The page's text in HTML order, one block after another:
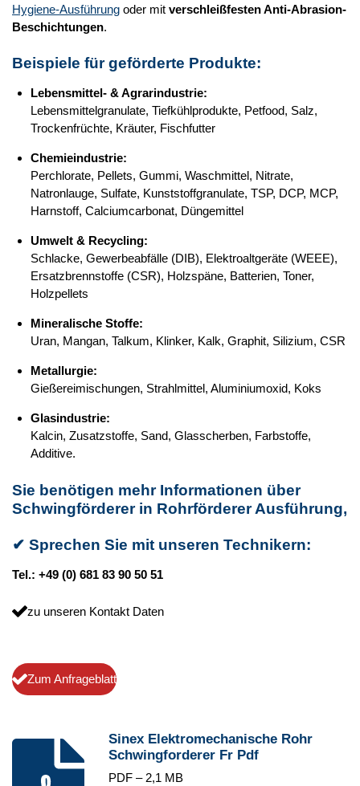
Hygiene-Ausführung oder mit verschleißfesten Anti-Abrasion-
Beschichtungen.
Beispiele für geförderte Produkte:
Lebensmittel- & Agrarindustrie:
Lebensmittelgranulate, Tiefkühlprodukte, Petfood, Salz,
Trockenfrüchte, Kräuter, Fischfutter
Chemieindustrie:
Perchlorate, Pellets, Gummi, Waschmittel, Nitrate,
Natronlauge, Sulfate, Kunststoffgranulate, TSP, DCP, MCP,
Harnstoff, Calciumcarbonat, Düngemittel
Umwelt & Recycling:
Schlacke, Gewerbeabfälle (DIB), Elektroaltgeräte (WEEE),
Ersatzbrennstoffe (CSR), Holzspäne, Batterien, Toner,
Holzpellets
Mineralische Stoffe:
Uran, Mangan, Talkum, Klinker, Kalk, Graphit, Silizium, CSR
Metallurgie:
Gießereimischungen, Strahlmittel, Aluminiumoxid, Koks
Glasindustrie:
Kalcin, Zusatzstoffe, Sand, Glasscherben, Farbstoffe,
Additive.
Sie benötigen mehr Informationen über
Schwingförderer in Rohrförderer Ausführung,
✔ Sprechen Sie mit unseren Technikern:
Tel.: +49 (0) 681 83 90 50 51
zu unseren Kontakt Daten
Zum Anfrageblatt
Sinex Elektromechanische Rohr
Schwingforderer Fr Pdf
PDF – 2,1 MB